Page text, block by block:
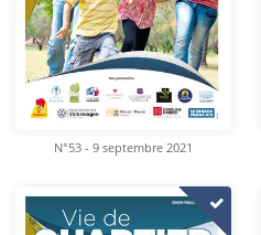
N°53 - 9 septembre 2021